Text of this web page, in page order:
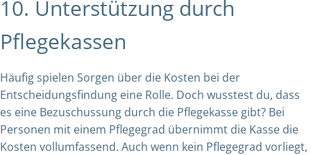
10. Unterstützung durch
Pflegekassen
Häufig spielen Sorgen über die Kosten bei der
Entscheidungsfindung eine Rolle. Doch wusstest du, dass
es eine Bezuschussung durch die Pflegekasse gibt? Bei
Personen mit einem Pflegegrad übernimmt die Kasse die
Kosten vollumfassend. Auch wenn kein Pflegegrad vorliegt,